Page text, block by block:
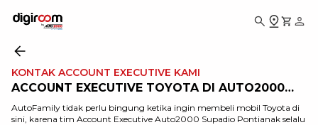
KONTAK ACCOUNT EXECUTIVE KAMI
ACCOUNT EXECUTIVE TOYOTA DI AUTO2000
SUPADIO PONTIANAK
AutoFamily tidak perlu bingung ketika ingin membeli mobil Toyota di
sini, karena tim Account Executive Auto2000 Supadio Pontianak selalu